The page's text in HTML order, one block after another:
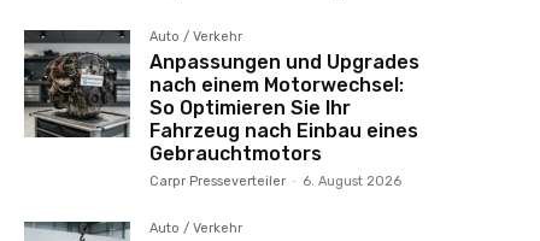
Auto / Verkehr
Anpassungen und Upgrades
nach einem Motorwechsel:
So Optimieren Sie Ihr
Fahrzeug nach Einbau eines
Gebrauchtmotors
Carpr Presseverteiler - 6. August 2026
Auto / Verkehr